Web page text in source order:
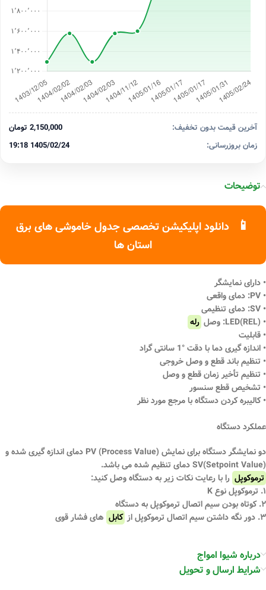
آخرین قیمت بدون تخفیف:
2,150,000 تومان
زمان بروزرسانی:
1405/02/24 19:18
توضیحات
📱
دانلود اپلیکیشن تخصصی جدول خاموشی های برق
استان ها
• دارای نمایشگر
• PV: دمای واقعی
• SV: دمای تنظیمی
• (REL)LED: وصل
رله
• قابلیت
• اندازه گیری دما با دقت °1 سانتی گراد
• تنظیم باند قطع و وصل خروجی
• تنظیم تأخیر زمان قطع و وصل
• تشخیص قطع سنسور
• کالیبره کردن دستگاه با مرجع مورد نظر
عملکرد دستگاه
دو نمایشگر دستگاه برای نمایش (Process Value) PV دمای اندازه گیری شده و
(Setpoint Value)SV دمای تنظیم شده می باشد.
ترموکوپل را با رعایت نکات زیر به دستگاه وصل کنید:
۱. ترموکوپل نوع K
۲. کوتاه بودن سیم اتصال ترموکوپل به دستگاه
۳. دور نگه داشتن سیم اتصال ترموکوپل از
کابل های فشار قوی
درباره شیوا امواج
شرایط ارسال و تحویل